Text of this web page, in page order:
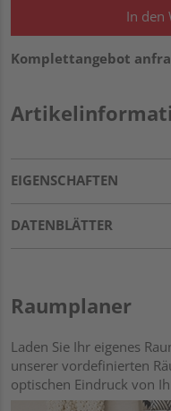
In den
Komplettangebot
EIGENSCHAFTEN
DATENBLÄTTER
Raumplaner
Laden Sie Ihr eigenes
unserer vordefinierten
optischen Eindruck von